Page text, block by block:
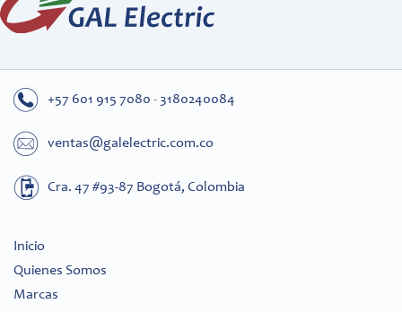
+57 601 915 7080 - 3180240084
ventas@galelectric.com.co
Cra. 47 #93-87 Bogotá, Colombia
Inicio
Quienes Somos
Marcas